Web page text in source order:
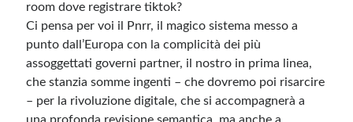
Questo blog non rappresenta una testata giornalistica, in quanto viene aggiornato
senza alcuna periodicità. Non può pertanto considerarsi un prodotto editoriale ai
sensi della legge n· 62 del 7.03.2001. L’autore non è responsabile di quanto
pubblicato dai lettori nei commenti ai vari post. Saranno comunque cancellati quelli
ritenuti offensivi o lesivi dell’immagine o dell’onorabilità di terzi, di genere spam,
razzisti o che contengano dati personali non conformi al rispetto delle norme sulla
privacy. Alcune immagini inserite in questo blog sono tratte da Internet e, pertanto,
diritti d’autore, vi invito a comunicarlo via e-mail a info[at]dinovalle.it e saranno
room dove registrare tiktok?
Ci pensa per voi il Pnrr, il magico sistema messo a
punto dall’Europa con la complicità dei più
assoggettati governi partner, il nostro in prima linea,
che stanzia somme ingenti – che dovremo poi risarcire
– per la rivoluzione digitale, che si accompagnerà a